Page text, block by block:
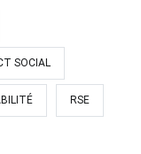
SOCIAL
RSE